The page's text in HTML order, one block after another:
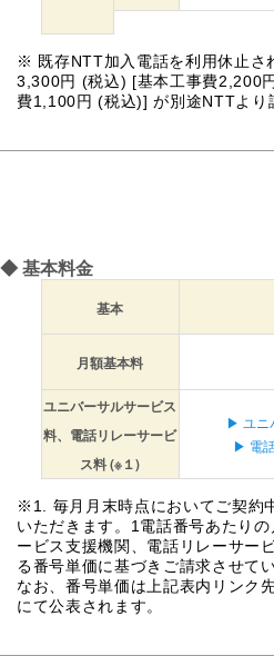
※ 既存NTT加入電話を利用休止さ
3,300円 (税込) [基本工事費2,200
費1,100円 (税込)] が別途NTTより
◆ 基本料金
基本
月額基本料
ユニバーサルサービス
料、電話リレーサービ
ス料 (※１)
▶ ユニ
▶ 電
※1. 毎月月末時点においてご契約
いただきます。1電話番号あたり
ービス支援機関、電話リレーサー
る番号単価に基づきご請求させて
なお、番号単価は上記表内リンク
にて公表されます。